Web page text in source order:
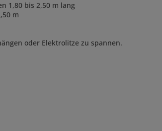
1,80 bis 2,50 m lang
m
oder Elektrolitze zu spannen.